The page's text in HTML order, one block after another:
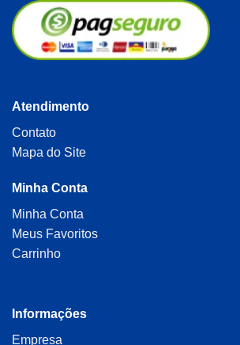
Atendimento
Contato
Mapa do Site
Minha Conta
Minha Conta
Meus Favoritos
Carrinho
Informações
Empresa